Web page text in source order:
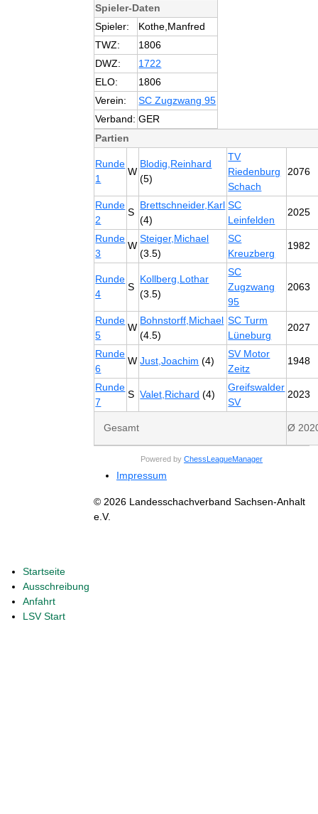
Spieler-Daten
Spieler:
Kothe,Manfred
TWZ:
1806
DWZ:
1722
ELO:
1806
Verein:
SC Zugzwang 95
Verband: GER
Partien
Runde
1
W
Blodig,Reinhard
(5)
TV
Riedenburg
Schach
2076
Runde
2
S
Brettschneider,Karl
(4)
SC
Leinfelden
2025
Runde
3
W
Steiger,Michael
(3.5)
SC
Kreuzberg
1982
Runde
4
S
Kollberg,Lothar
(3.5)
SC
Zugzwang
95
2063
Runde
5
W
Bohnstorff,Michael
(4.5)
SC Turm
Lüneburg
2027
Runde
6
W Just,Joachim (4)
SV Motor
Zeitz
1948
Runde
7
S Valet,Richard (4)
Greifswalder
SV
2023
Gesamt Ø
Powered by ChessLeagueManager
Impressum
© 2026 Landesschachverband Sachsen-Anhalt
e.V.
Startseite
Ausschreibung
Anfahrt
LSV Start